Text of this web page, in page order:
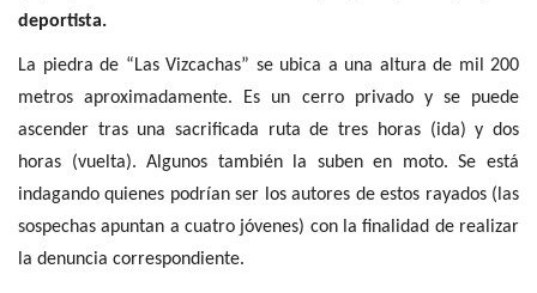
deportista.
La piedra de “Las Vizcachas” se ubica a una altura de mil 200
metros aproximadamente. Es un cerro privado y se puede
ascender tras una sacrificada ruta de tres horas (ida) y dos
horas (vuelta). Algunos también la suben en moto. Se está
indagando quienes podrían ser los autores de estos rayados (las
sospechas apuntan a cuatro jóvenes) con la finalidad de realizar
la denuncia correspondiente.